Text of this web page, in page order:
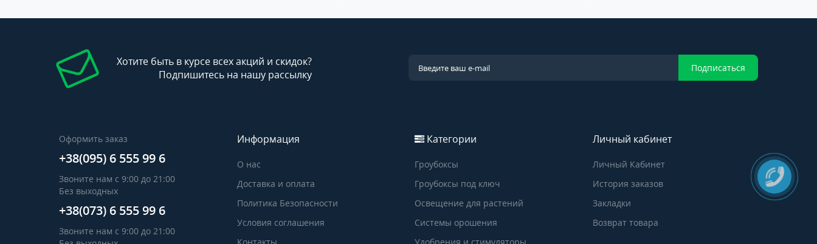
Хотите быть в курсе всех акций и скидок?
Подпишитесь на нашу рассылку
Подписаться
Оформить заказ
+38(095) 6 555 99 6
Звоните нам с 9:00 до 21:00
Без выходных
+38(073) 6 555 99 6
Звоните нам с 9:00 до 21:00
Информация
О нас
Доставка и оплата
Политика Безопасности
Условия соглашения
Категории
Гроубоксы
Гроубоксы под ключ
Освещение для растений
Системы орошения
Личный кабинет
Личный Кабинет
История заказов
Закладки
Возврат товара